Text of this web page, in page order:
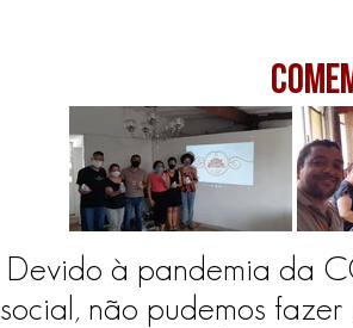
Devido à pandemia da
social, não pudemos